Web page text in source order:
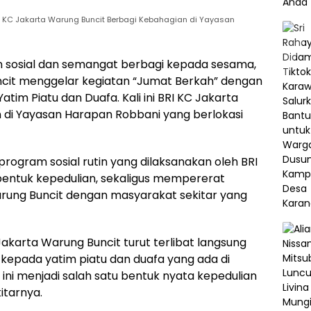
Jakarta Warung Buncit Berbagi Kebahagian di Yayasan
sosial dan semangat berbagi kepada sesama,
menggelar kegiatan “Jumat Berkah” dengan
Piatu dan Duafa. Kali ini BRI KC Jakarta
Yayasan Harapan Robbani yang berlokasi
sosial rutin yang dilaksanakan oleh BRI
kepedulian, sekaligus mempererat
Buncit dengan masyarakat sekitar yang
Warung Buncit turut terlibat langsung
yatim piatu dan duafa yang ada di
menjadi salah satu bentuk nyata kepedulian